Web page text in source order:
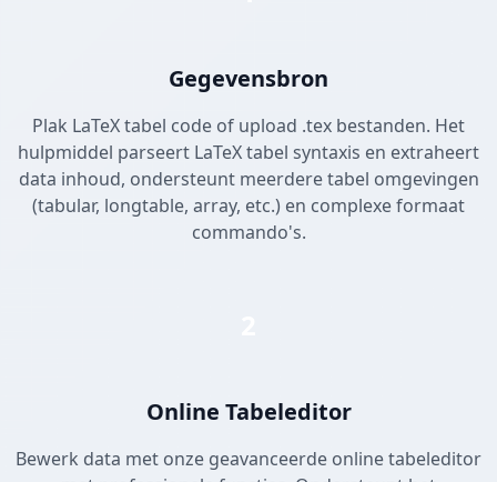
Gegevensbron
Plak LaTeX tabel code of upload .tex bestanden. Het
hulpmiddel parseert LaTeX tabel syntaxis en extraheert
data inhoud, ondersteunt meerdere tabel omgevingen
(tabular, longtable, array, etc.) en complexe formaat
commando's.
Online Tabeleditor
Bewerk data met onze geavanceerde online tabeleditor